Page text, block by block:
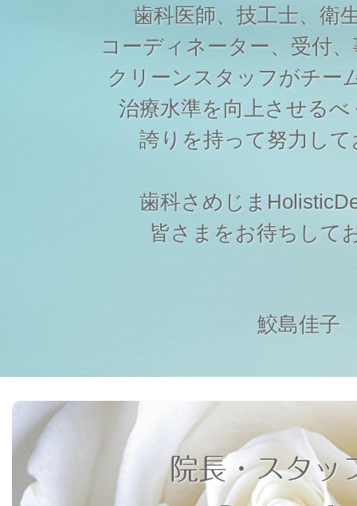
歯科医師、技工士、衛
コーディネーター、受付
クリーンスタッフがチー
治療水準を向上させる
誇りを持って努力し
歯科さめじま
皆さまをお待ちして
鮫島佳子
院長・スタッ